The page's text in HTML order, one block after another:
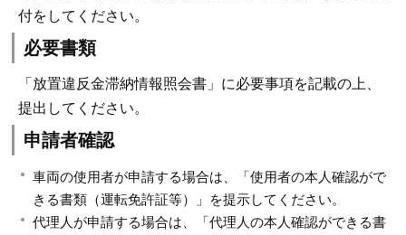
付をしてください。
必要書類
「放置違反金滞納情報照会書」に必要事項を記載の上、
提出してください。
申請者確認
車両の使用者が申請する場合は、「使用者の本人確認がで
きる書類（運転免許証等）」を提示してください。
代理人が申請する場合は、「代理人の本人確認ができる書